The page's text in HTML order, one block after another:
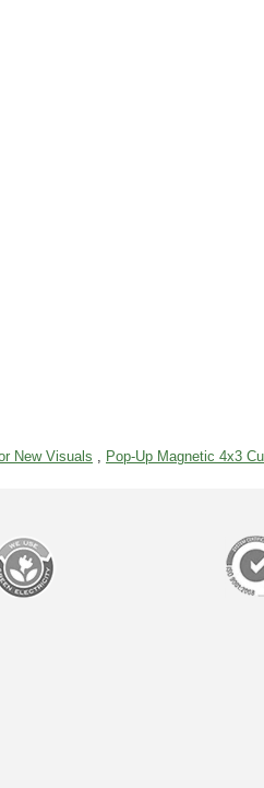
New Visuals , Pop-Up Magnetic 4x3